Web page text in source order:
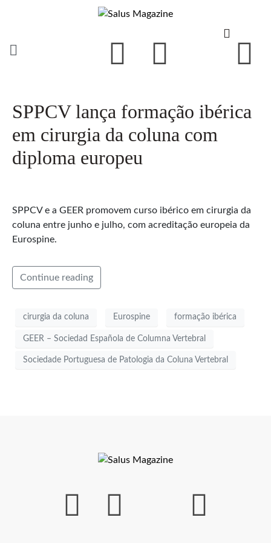
SPPCV lança formação ibérica
em cirurgia da coluna com
diploma europeu
SPPCV e a GEER promovem curso ibérico em cirurgia da
coluna entre junho e julho, com acreditação europeia da
Eurospine.
Continue reading
cirurgia da coluna Eurospine formação ibérica
GEER – Sociedad Española de Columna Vertebral
Sociedade Portuguesa de Patologia da Coluna Vertebral